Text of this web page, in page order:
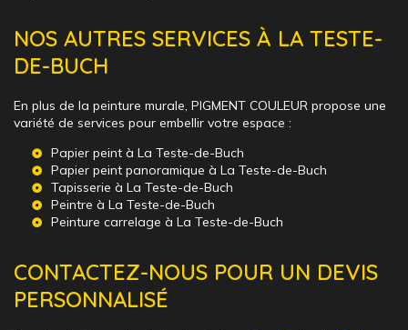
NOS AUTRES SERVICES À LA TESTE-
DE-BUCH
En plus de la peinture murale, PIGMENT COULEUR propose une
variété de services pour embellir votre espace :
Papier peint à La Teste-de-Buch
Papier peint panoramique à La Teste-de-Buch
Tapisserie à La Teste-de-Buch
Peintre à La Teste-de-Buch
Peinture carrelage à La Teste-de-Buch
CONTACTEZ-NOUS POUR UN DEVIS
PERSONNALISÉ